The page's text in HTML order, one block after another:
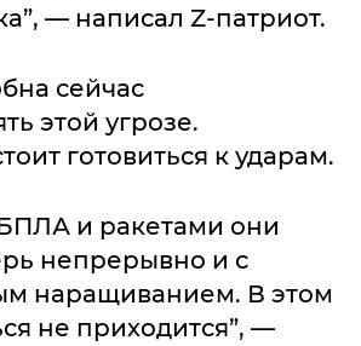
— написал Z-патриот.
сейчас
этой угрозе.
готовиться к ударам.
и ракетами они
непрерывно и с
наращиванием. В этом
не приходится”, —